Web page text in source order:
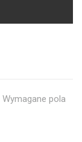
Wymagane pola